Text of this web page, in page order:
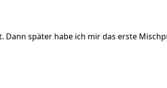
später habe ich mir das erste